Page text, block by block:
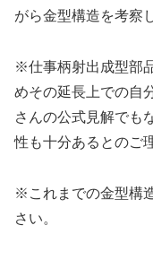
がら金型構造を考察
※仕事柄射出成型部
めその延長上での自
さんの公式見解でも
性も十分あるとのご
※これまでの金型構
さい。